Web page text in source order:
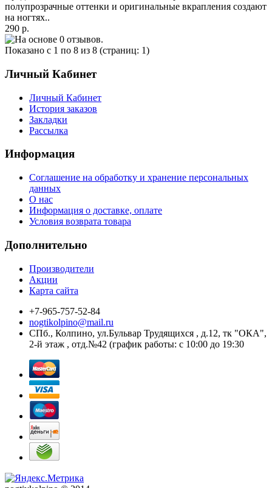
полупрозрачные оттенки и оригинальные вкрапления создают
на ногтях..
290 р.
Показано с 1 по 8 из 8 (страниц: 1)
Личный Кабинет
Личный Кабинет
История заказов
Закладки
Рассылка
Информация
Соглашение на обработку и хранение персональных
данных
О нас
Информация о доставке, оплате
Условия возврата товара
Дополнительно
Производители
Акции
Карта сайта
+7-965-757-52-84
nogtikolpino@mail.ru
СПб., Колпино, ул.Бульвар Трудящихся , д.12, тк "ОКА",
2-й этаж , отд.№42 (график работы: с 10:00 до 19:30